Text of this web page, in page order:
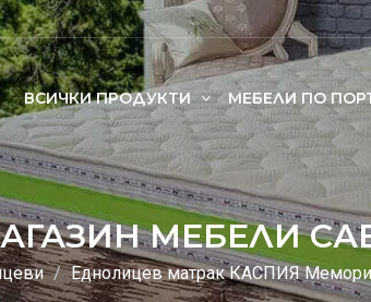
ВСИЧКИ ПРОДУКТИ MЕБЕЛИ ПО
МЕБЕЛИ
Еднолицев матрак КАСПИЯ